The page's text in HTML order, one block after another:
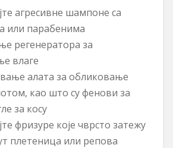
агресивне шампоне са
или парабенима
регенератора за
влаге
алата за обликовање
као што су фенови за
за косу
фризуре које чврсто затежу
плетеница или репова